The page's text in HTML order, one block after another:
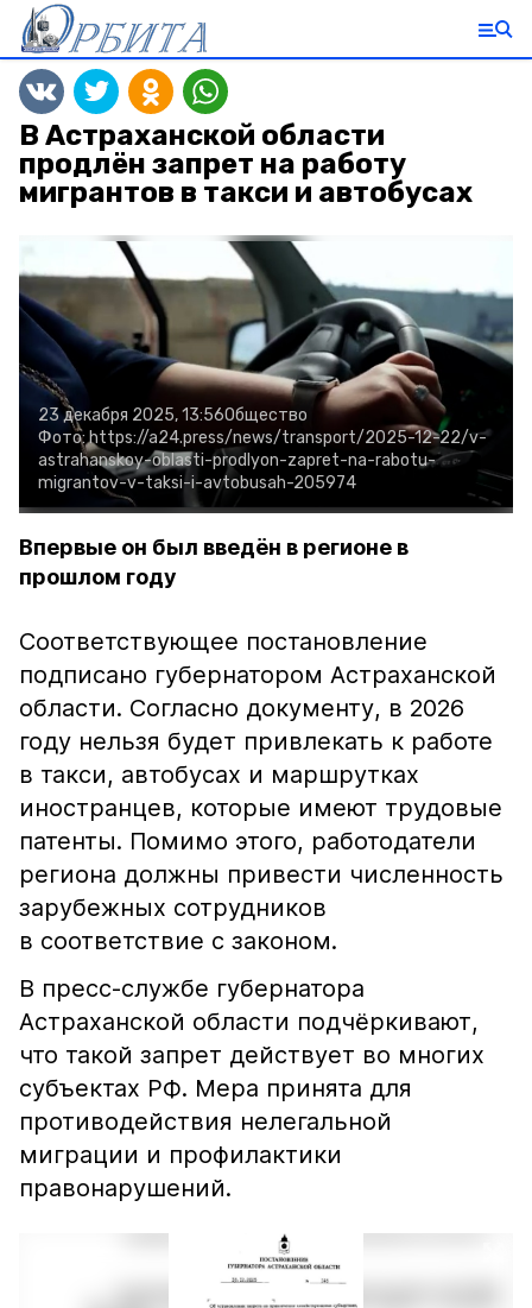
В Астраханской области
продлён запрет на работу
мигрантов в такси и автобусах
23 декабря 2025, 13:56Общество
Фото:https://a24.press/news/transport/2025-12-22/v-
astrahanskoy-oblasti-prodlyon-zapret-na-rabotu-
migrantov-v-taksi-i-avtobusah-205974
Впервые он был введён в регионе в
прошлом году
Соответствующее постановление
подписано губернатором Астраханской
области. Согласно документу, в 2026
году нельзя будет привлекать к работе
в такси, автобусах и маршрутках
иностранцев, которые имеют трудовые
патенты. Помимо этого, работодатели
региона должны привести численность
зарубежных сотрудников
в соответствие с законом.
В пресс-службе губернатора
Астраханской области подчёркивают,
что такой запрет действует во многих
субъектах РФ. Мера принята для
противодействия нелегальной
миграции и профилактики
правонарушений.